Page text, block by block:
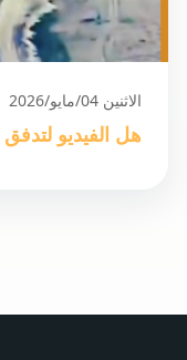
الاثنين 04/مايو/2026
هل الفيديو لتدفق